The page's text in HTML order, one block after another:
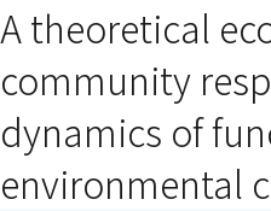
ドウで開きます）
ンドウで開きます）
ウインドウで開きます）
A theoretical
community
dynamics of
environmental